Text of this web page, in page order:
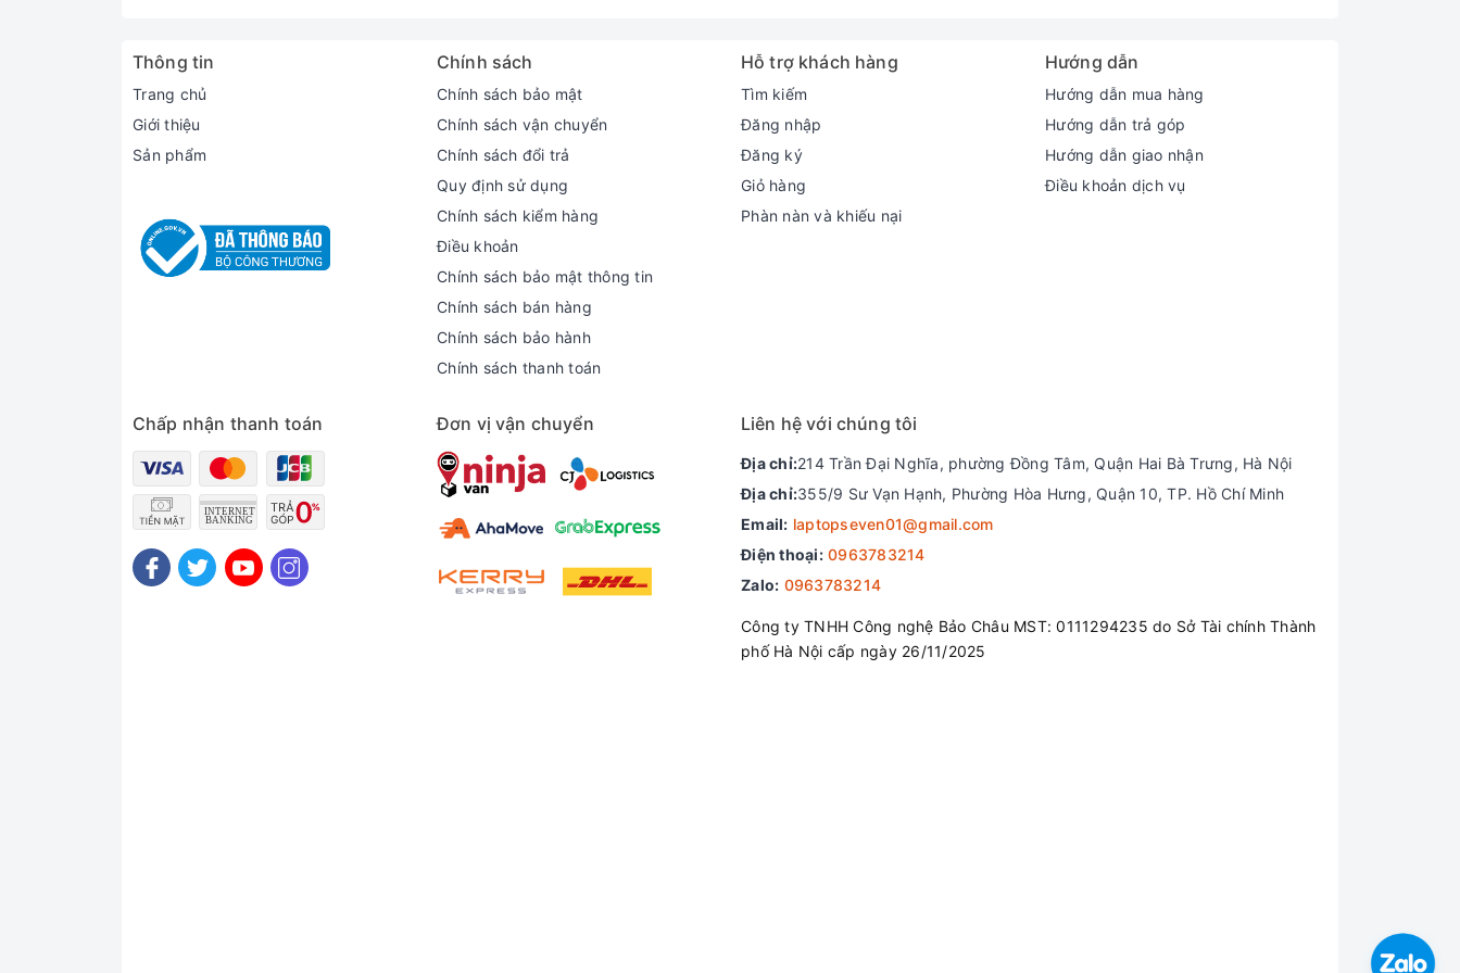
Màn hình siêu đẹp
Sở hữu màn hình 16inch với đội phân giải lên đến 3.2K cùng với công nghệ màn MiniLED sẽ cho những hình ảnh chân thật , cuốn hút , sống
mà hơn , đặc biệt với các bạn Game thủ chơi game FPS thì sẽ rất thích điều này . Độ chuẩn màu lên đến 100% sRGB giúp chiếc Gaming này
Thông tin
Trang chủ
Giới thiệu
Sản phẩm
Chính sách
Chính sách bảo mật
Chính sách vận chuyển
Chính sách đổi trả
Quy định sử dụng
Chính sách kiểm hàng
Điều khoản
Chính sách bảo mật thông tin
Chính sách bán hàng
Chính sách bảo hành
Chính sách thanh toán
Hỗ trợ khách hàng
Tìm kiếm
Đăng nhập
Đăng ký
Giỏ hàng
Phàn nàn và khiếu nại
Hướng dẫn
Hướng dẫn mua hàng
Hướng dẫn trả góp
Hướng dẫn giao nhận
Điều khoản dịch vụ
Chấp nhận thanh toán Đơn vị vận chuyển Liên hệ với chúng tôi
Địa chỉ:214 Trần Đại Nghĩa, phường Đồng Tâm, Quận Hai Bà Trưng, Hà Nội
Địa chỉ:355/9 Sư Vạn Hạnh, Phường Hòa Hưng, Quận 10, TP. Hồ Chí Minh
Email: laptopseven01@gmail.com
Điện thoại: 0963783214
Zalo: 0963783214
Công ty TNHH Công nghệ Bảo Châu MST: 0111294235 do Sở Tài chính Thành
phố Hà Nội cấp ngày 26/11/2025